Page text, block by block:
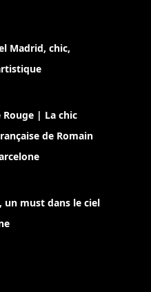
Madrid, chic,
Rouge | La chic
de Romain
un must dans le ciel